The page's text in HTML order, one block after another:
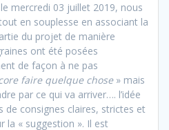
mercredi 03 juillet 2019, nous
en souplesse en associant la
du projet de manière
ont été posées
de façon à ne pas
faire quelque chose» mais
par ce qui va arriver…. l’idée
de consignes claires, strictes et
la « suggestion ». Il est